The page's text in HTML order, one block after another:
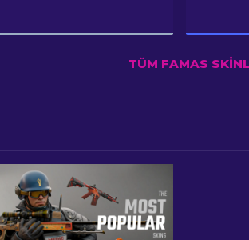
TÜM FAMAS